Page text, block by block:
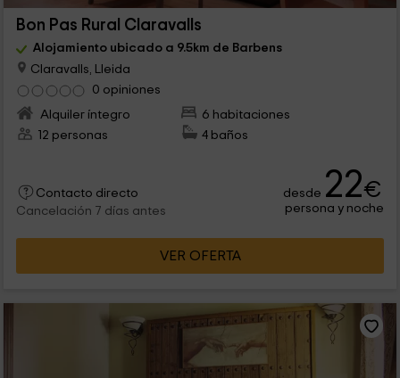
Bon Pas Rural Claravalls
Alojamiento ubicado a 9.5km de Barbens
Claravalls, Lleida
0 opiniones
Alquiler íntegro
6 habitaciones
12 personas
4 baños
Contacto directo
Cancelación 7 días antes
desde 22€
persona y noche
VER OFERTA